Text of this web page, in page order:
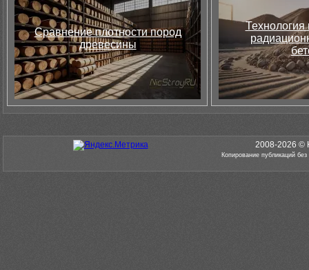
Сравнение плотности пород
древесины
Технология
2008-2026 ©
Копирование публикаций